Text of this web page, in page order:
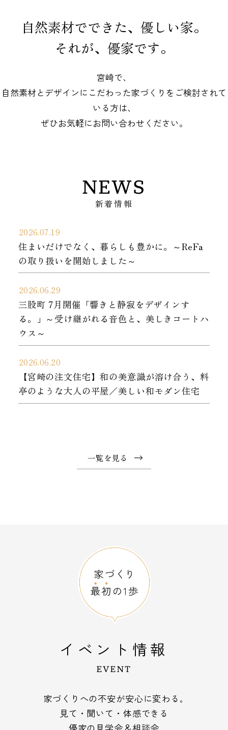
自然素材でできた、優しい家。
それが、優家です。
宮崎で、
自然素材とデザインにこだわった家づくりをご検討されて
いる方は、
ぜひお気軽にお問い合わせください。
NEWS
新着情報
2026.07.19
住まいだけでなく、暮らしも豊かに。～ReFa
の取り扱いを開始しました～
2026.06.29
三股町 7月開催「響きと静寂をデザインす
る。」～受け継がれる音色と、美しきコートハ
ウス～
2026.06.20
【宮崎の注文住宅】和の美意識が溶け合う、料
亭のような大人の平屋／美しい和モダン住宅
一覧を見る
イベント情報
EVENT
家づくりへの不安が安心に変わる｡
見て・聞いて・体感できる